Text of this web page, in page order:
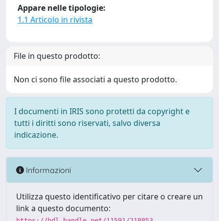
Appare nelle tipologie:
1.1 Articolo in rivista
File in questo prodotto:
Non ci sono file associati a questo prodotto.
I documenti in IRIS sono protetti da copyright e
tutti i diritti sono riservati, salvo diversa
indicazione.
Informazioni
Utilizza questo identificativo per citare o creare un
link a questo documento: